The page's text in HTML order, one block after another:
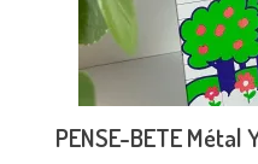
PENSE-BETE Métal